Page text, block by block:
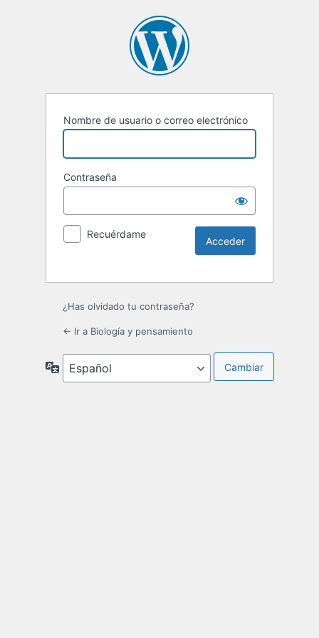
Nombre de usuario o correo electrónico
Contraseña
Recuérdame
¿Has olvidado tu contraseña?
← Ir a Biología y pensamiento
Idioma